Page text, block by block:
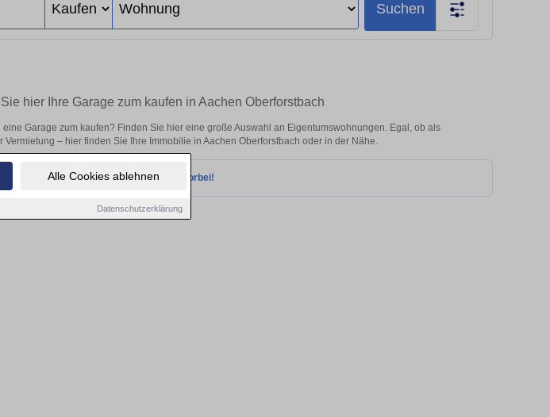
Alle Cookies ablehnen
Datenschutzerklärung
Suchen
hier Ihre Garage zum kaufen in Aachen Oberforstbach
Garage zum kaufen? Finden Sie hier eine große Auswahl an Eigentumswohnungen. Egal, ob als
Vermietung – hier finden Sie Ihre Immobilie in Aachen Oberforstbach oder in der Nähe.
finden. Schauen Sie bald wieder vorbei!